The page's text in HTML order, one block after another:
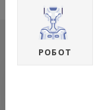
Простая
РОБОТ